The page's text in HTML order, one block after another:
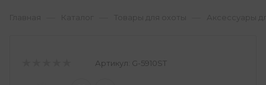
Артикул: G-5910ST